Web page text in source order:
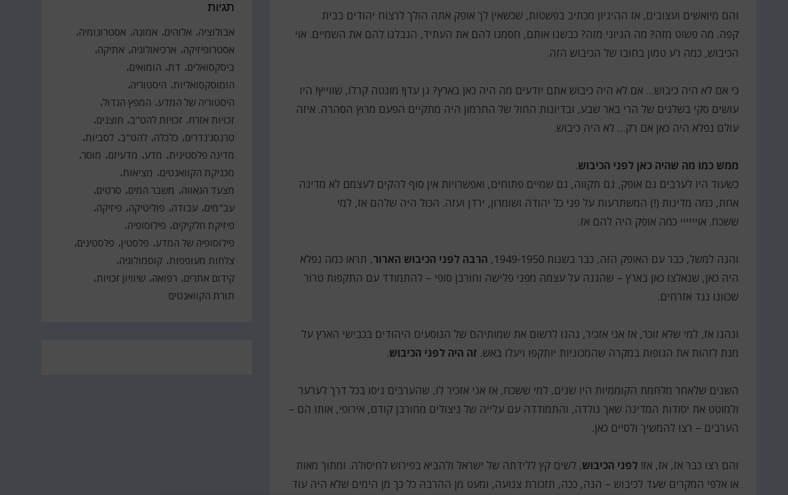
והם מיואשים ועצובים, אז ההיגיון מכתיב בפשטות, שכשאין לך אופק אתה הולך לרצוח יהודים בבית
קפה. מה פשוט מזה? מה הגיוני מזה? כבשנו אותם, חסמנו להם את העתיד, הגבלנו להם את השמיים. אוי
הכיבוש, כמה רע טמון בחובו של הכיבוש הזה.
כי אם לא היה כיבוש… אם לא היה כיבוש אתם יודעים מה היה כאן בארץ? גן עדן! מונטה קרלו, שווייץ! היו
עושים סקי בשלגים של הרי באר שבע, ובדיונות החול של החרמון היה מתקיים הפעם מרוץ הסהרה. איזה
עולם נפלא היה כאן אם רק… לא היה כיבוש.
ממש כמו מה שהיה כאן לפני הכיבוש.
כשעוד היו לערבים גם אופק, גם תקווה, גם שמיים פתוחים, ואפשרויות אין סוף להקים לעצמם לא מדינה
אחת, כמה מדינות (!) המשתרעות על פני כל יהודה ושומרון, ירדן ועזה. הכול היה שלהם אז, למי
ששכח. אויייייי כמה אופק היה להם אז.
והנה למשל, כבר עם האופק הזה, כבר בשנות 1949-1950, הרבה לפני הכיבוש הארור, תראו כמה נפלא
היה כאן, שנאלצו כאן בארץ – שהגנה על עצמה מפני פלישה וחורבן סופי – להתמודד עם התקפות טרור
שכוונו נגד אזרחים.
ונהגו אז, למי שלא זוכר, אז אני אזכיר, נהגו לרשום את שמותיהם של הנוסעים היהודים בכבישי הארץ על
מנת לזהות את הגופות במקרה שהמכוניות יותקפו ויעלו באש. זה היה לפני הכיבוש.
השנים שלאחר מלחמת הקוממיות היו שנים, למי ששכח, אז אני אזכיר לו, שהערבים ניסו בכל דרך לערער
ולמוטט את יסודות המדינה שאך נולדה, והתמודדה עם עלייה של ניצולים מחורבן קודם, אירופי, אותו הם –
הערבים – רצו להמשיך ולסיים כאן.
והם רצו כבר אז, אז, אז!לפני הכיבוש, לשים קץ ללידתה של ישראל ולהביא בפירוש לחיסולה. ומתוך מאות
או אלפי המקרים שעד לכיבוש – הנה, ככה, תזכורת צנועה, ומעט מן ההרבה כל כך מן הימים שלא היה עוד
תגיות
אבולוציה אלוהים אמונה
אסטרונומיה
אסטרופיזיקה
ארכיאולוגיה
אתיקה
ביסקסואלים
דת הומואים
הומוסקסואליות היסטוריה
היסטוריה של המדע המפץ הגדול
זכויות אזרח
זכויות להט"ב חוצנים
טרנסג'נדרים
כלכלה להט"ב לסביות
מדינה פלסטינית
מדע מדעיזם
מוסר
מכניקת הקוואנטים
מציאות
מצעד הגאווה
משבר המים
סרטים
עב"מים עבודה פוליטיקה
פיזיקה
פיזיקת חלקיקים
פילוסופיה
פילוסופיה של המדע פלסטין פלסטינים
צלחות מעופפות קוסמולוגיה
קידום אתרים
רפואה שיוויון זכויות
תורת הקוואנטים